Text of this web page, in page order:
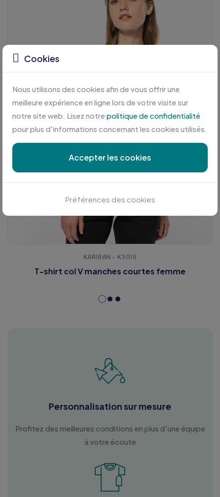
KARIBAN - K3015
T-shirt col V manches courtes femme
Personnalisation sur mesure
Profitez des meilleures conditions en plus d'une équipe
à votre écoute
Cookies
Nous utilisons des cookies afin de vous offrir une
meilleure expérience en ligne lors de votre visite sur
notre site web. Lisez notre politique de confidentialité
pour plus d'informations concernant les cookies utilisés.
Accepter les cookies
Préférences des cookies